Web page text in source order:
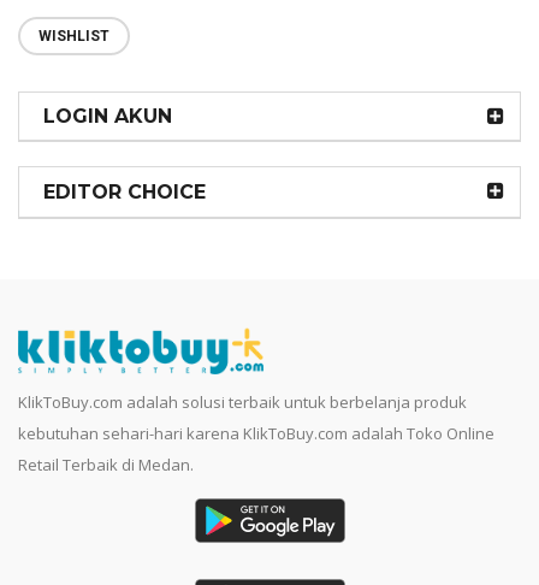
WISHLIST
LOGIN AKUN
EDITOR CHOICE
KlikToBuy.com adalah solusi terbaik untuk berbelanja produk
kebutuhan sehari-hari karena KlikToBuy.com adalah Toko Online
Retail Terbaik di Medan.